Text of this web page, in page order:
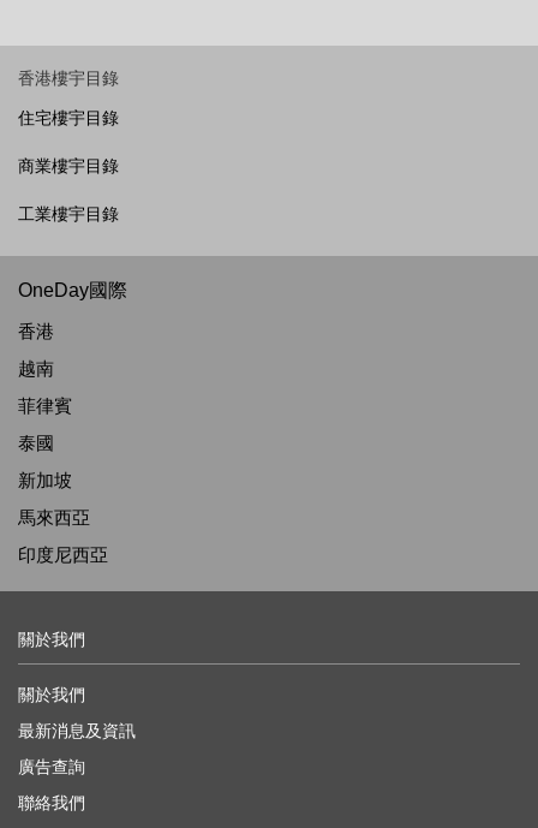
香港樓宇目錄
住宅樓宇目錄
商業樓宇目錄
工業樓宇目錄
OneDay國際
香港
越南
菲律賓
泰國
新加坡
馬來西亞
印度尼西亞
關於我們
關於我們
最新消息及資訊
廣告查詢
聯絡我們